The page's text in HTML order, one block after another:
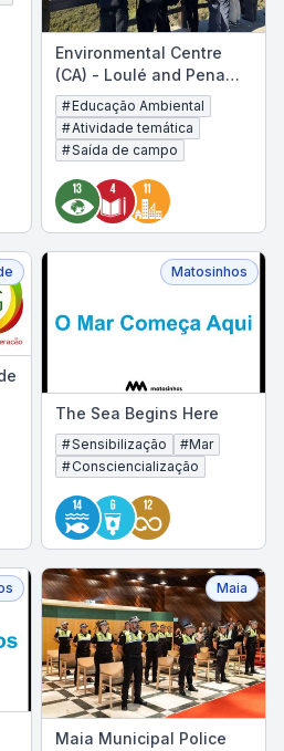
Environmental Centre
(CA) - Loulé and Pena
Centres
#Educação Ambiental
#Atividade temática
#Saída de campo
Matosinhos
The Sea Begins Here
#Sensibilização #Mar
#Consciencialização
Maia
Maia Municipal Police